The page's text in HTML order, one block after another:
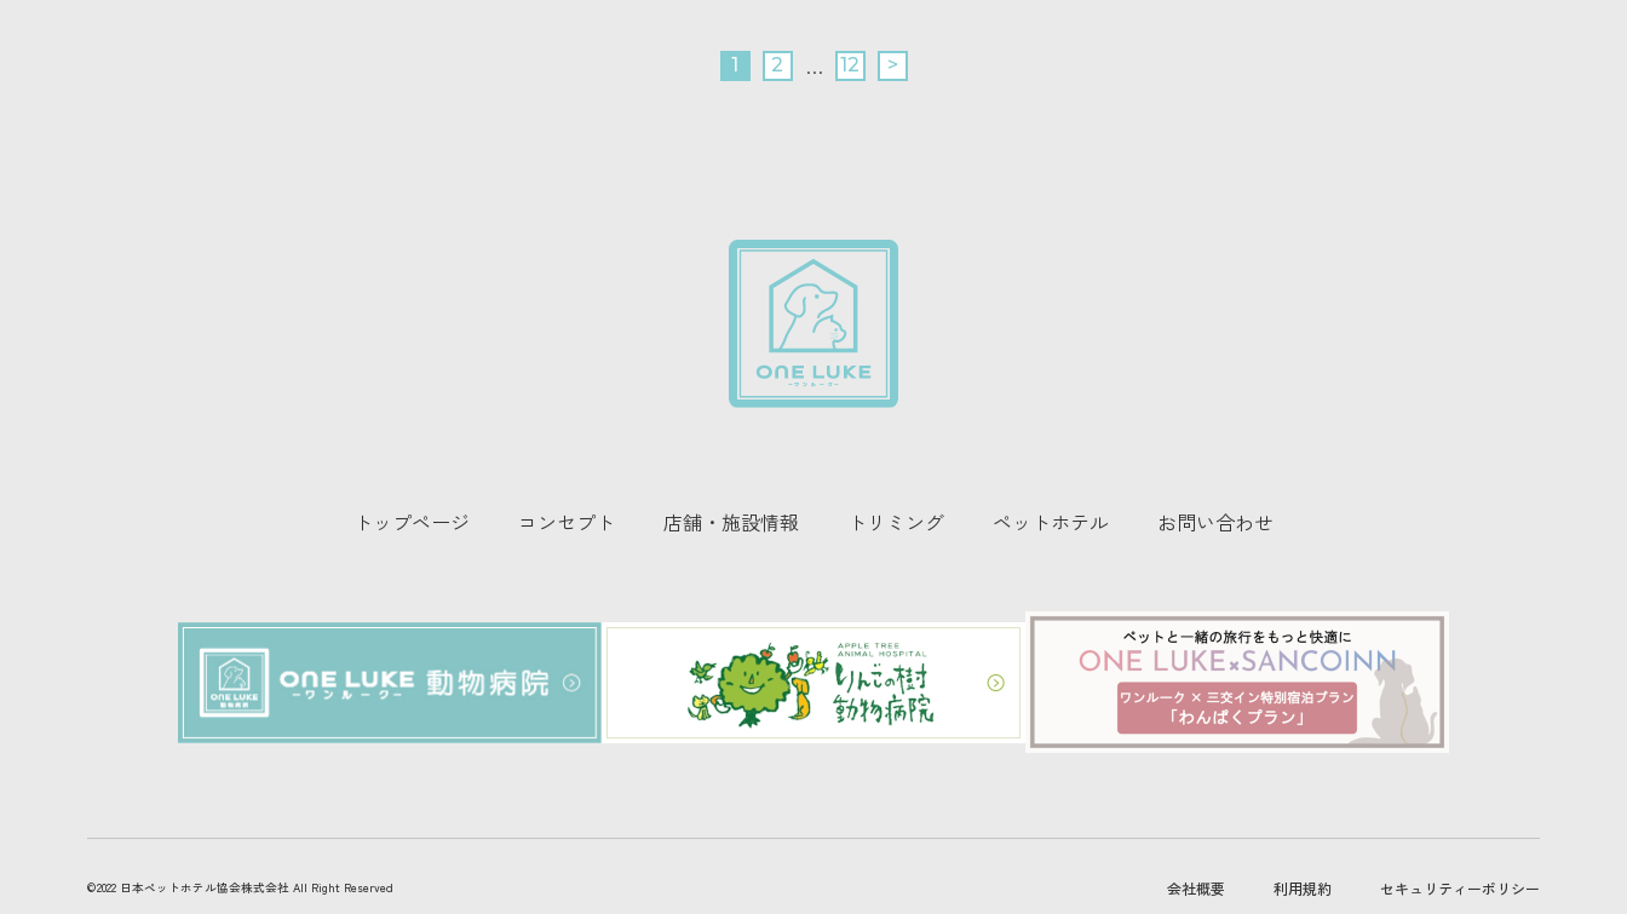
1 2 … 12 >
トップページ コンセプト 店舗・施設情報 トリミング ペットホテル お問い合わせ
©2022 日本ペットホテル協会株式会社 All Right Reserved 会社概要 利用規約 セキュリティーポリシー